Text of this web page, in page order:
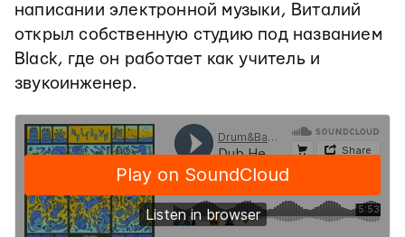
написании электронной музыки, Виталий
открыл собственную студию под названием
Black, где он работает как учитель и
звукоинженер.